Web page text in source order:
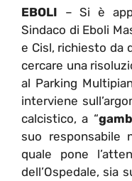
EBOLI – Si è
Sindaco di Eboli
e Cisl, richiesto da
cercare una
al Parking
interviene
calcistico, a “
suo responsabile
quale pone
dell’Ospedale, sia